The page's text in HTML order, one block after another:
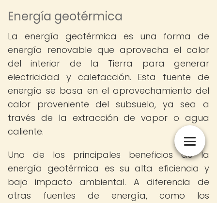
Energía geotérmica
La energía geotérmica es una forma de
energía renovable que aprovecha el calor
del interior de la Tierra para generar
electricidad y calefacción. Esta fuente de
energía se basa en el aprovechamiento del
calor proveniente del subsuelo, ya sea a
través de la extracción de vapor o agua
caliente.
Uno de los principales beneficios de la
energía geotérmica es su alta eficiencia y
bajo impacto ambiental. A diferencia de
otras fuentes de energía, como los